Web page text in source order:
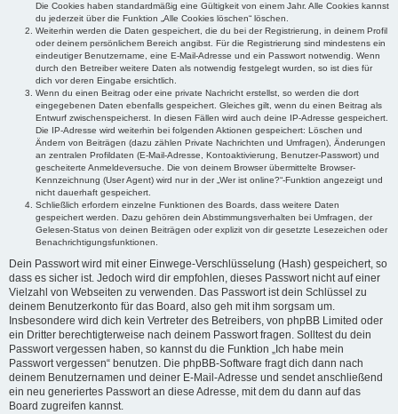
Die Cookies haben standardmäßig eine Gültigkeit von einem Jahr. Alle Cookies kannst
du jederzeit über die Funktion „Alle Cookies löschen“ löschen.
Weiterhin werden die Daten gespeichert, die du bei der Registrierung, in deinem Profil
oder deinem persönlichem Bereich angibst. Für die Registrierung sind mindestens ein
eindeutiger Benutzername, eine E-Mail-Adresse und ein Passwort notwendig. Wenn
durch den Betreiber weitere Daten als notwendig festgelegt wurden, so ist dies für
dich vor deren Eingabe ersichtlich.
Wenn du einen Beitrag oder eine private Nachricht erstellst, so werden die dort
eingegebenen Daten ebenfalls gespeichert. Gleiches gilt, wenn du einen Beitrag als
Entwurf zwischenspeicherst. In diesen Fällen wird auch deine IP-Adresse gespeichert.
Die IP-Adresse wird weiterhin bei folgenden Aktionen gespeichert: Löschen und
Ändern von Beiträgen (dazu zählen Private Nachrichten und Umfragen), Änderungen
an zentralen Profildaten (E-Mail-Adresse, Kontoaktivierung, Benutzer-Passwort) und
gescheiterte Anmeldeversuche. Die von deinem Browser übermittelte Browser-
Kennzeichnung (User Agent) wird nur in der „Wer ist online?“-Funktion angezeigt und
nicht dauerhaft gespeichert.
Schließlich erfordern einzelne Funktionen des Boards, dass weitere Daten
gespeichert werden. Dazu gehören dein Abstimmungsverhalten bei Umfragen, der
Gelesen-Status von deinen Beiträgen oder explizit von dir gesetzte Lesezeichen oder
Benachrichtigungsfunktionen.
Dein Passwort wird mit einer Einwege-Verschlüsselung (Hash) gespeichert, so
dass es sicher ist. Jedoch wird dir empfohlen, dieses Passwort nicht auf einer
Vielzahl von Webseiten zu verwenden. Das Passwort ist dein Schlüssel zu
deinem Benutzerkonto für das Board, also geh mit ihm sorgsam um.
Insbesondere wird dich kein Vertreter des Betreibers, von phpBB Limited oder
ein Dritter berechtigterweise nach deinem Passwort fragen. Solltest du dein
Passwort vergessen haben, so kannst du die Funktion „Ich habe mein
Passwort vergessen“ benutzen. Die phpBB-Software fragt dich dann nach
deinem Benutzernamen und deiner E-Mail-Adresse und sendet anschließend
ein neu generiertes Passwort an diese Adresse, mit dem du dann auf das
Board zugreifen kannst.